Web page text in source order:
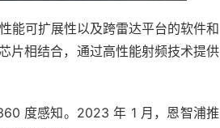
能可扩展性以及跨雷达平台的软件和
片相结合，通过高性能射频技术提供
度感知。2023 年 1 月，恩智浦推